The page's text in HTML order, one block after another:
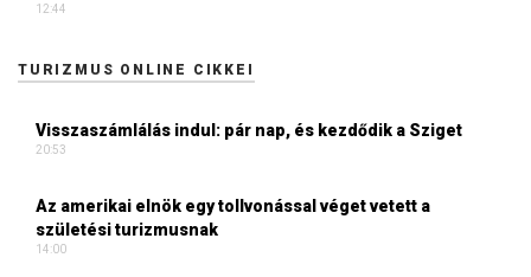
12:44
TURIZMUS ONLINE CIKKEI
Visszaszámlálás indul: pár nap, és kezdődik a Sziget
20:53
Az amerikai elnök egy tollvonással véget vetett a
születési turizmusnak
14:00